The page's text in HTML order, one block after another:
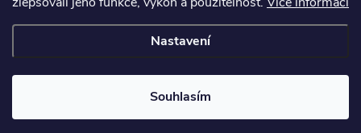
Nastavení
Souhlasím
Copyright 2026ZERP Rybářské potřeby. Všechna práva vyhrazena.